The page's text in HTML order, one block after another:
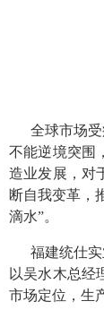
全球市场
不能逆境突围
造业发展，对
断自我变革，
滴水”。
福建统仕
以吴水木总经
市场定位，生